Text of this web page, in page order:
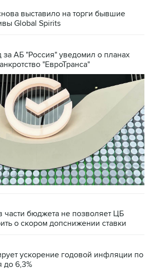
выставило на торги бывшие
Global Spirits
АБ "Россия" уведомил о планах
"ЕвроТранса"
части бюджета не позволяет ЦБ
о скором допснижении ставки
ускорение годовой инфляции по
до 6,3%